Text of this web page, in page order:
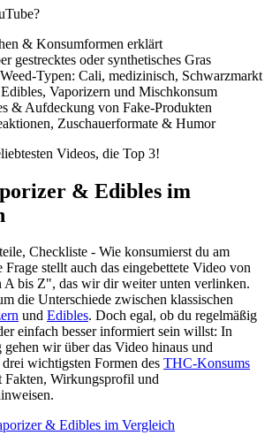
& Konsumformen erklärt
gestrecktes oder synthetisches Gras
Typen: Cali, medizinisch, Schwarzmarkt
Vaporizern und Mischkonsum
& Aufdeckung von Fake-Produkten
Zuschauerformate & Humor
Videos, die Top 3!
& Edibles im
Checkliste - Wie konsumierst du am
Frage stellt auch das eingebettete Video von
A bis Z", das wir dir weiter unten verlinken.
die Unterschiede zwischen klassischen
und Edibles. Doch egal, ob du regelmäßig
einfach besser informiert sein willst: In
gehen wir über das Video hinaus und
wichtigsten Formen des THC-Konsums
Fakten, Wirkungsprofil und
& Edibles im Vergleich